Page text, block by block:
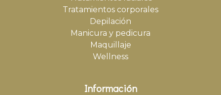
Tratamientos corporales
Depilación
Manicura y pedicura
Maquillaje
Wellness
Información